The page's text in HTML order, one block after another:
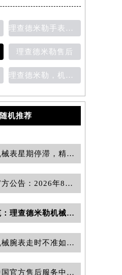
理查德米勒手表表镜出现划痕该如何处理？
理查德米勒售后
理查德米勒，机芯生锈
随机推荐
理查德米勒机械表星期停滞，精准修复秘籍
理查德米勒官方公告：2026年8月洛阳最新客户服务网点地址与热线
高端制表典范：理查德米勒机械表表壳刮痕修复秘籍，让奢华时光恒久如新
理查德米勒机械腕表走时不准如何调整与维护
理查德米勒中国官方售后服务中心｜维修地址与24小时服务电话权威信息通告（2026年6月最新）